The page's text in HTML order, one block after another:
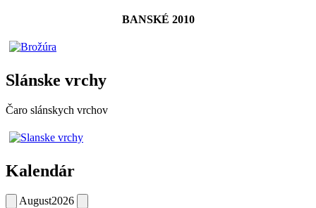
BANSKÉ 2010
Slánske vrchy
Čaro slánskych vrchov
Kalendár
August2026